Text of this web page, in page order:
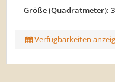
Größe (Quadratmeter):
Verfügbarkeiten